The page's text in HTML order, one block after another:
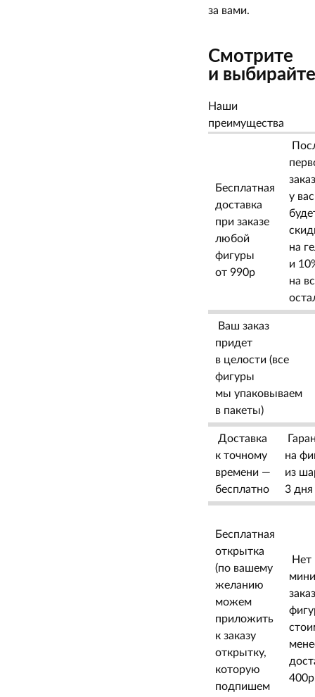
за вами.
Смотрите
и выбирайте
Наши
преимущества
Бесплатная
доставка
при заказе
любой
фигуры
от 990р
у вас
на
и
на
Ваш заказ
придет
в целости (все
фигуры
мы упаковываем
в пакеты)
Доставка
к точному
времени —
бесплатно
на
из
3 дня
Бесплатная
открытка
(по вашему
желанию
можем
приложить
к заказу
открытку,
которую
подпишем
Нет